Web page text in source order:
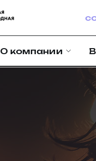
О компании